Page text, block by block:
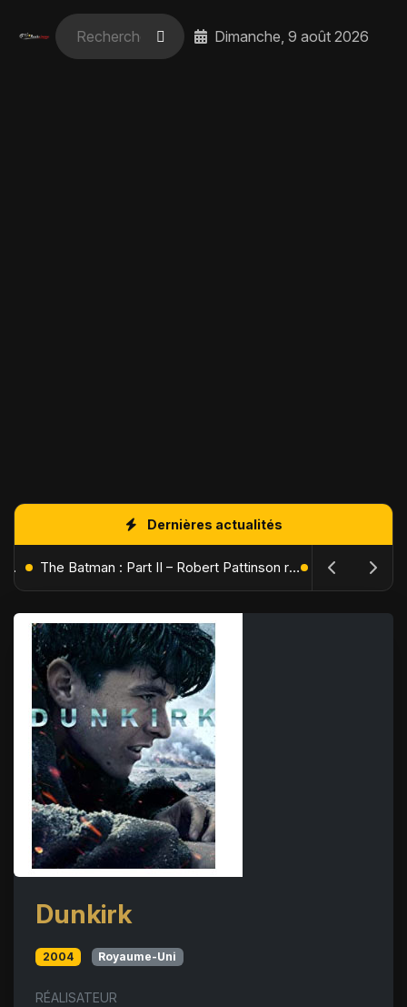
Dimanche, 9 août 2026
Dernières actualités
L'Âge de Glace : Le Réveil du Volcan – Manny, Sid et Diego de retour pour une aventure explosive The Batman : Part II – Robert Pattinson replonge dans les ténèbres de Gotham dès octobre 2027
Dunkirk
2004 Royaume-Uni
RÉALISATEUR